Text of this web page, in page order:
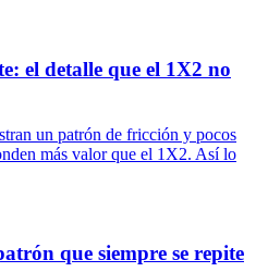
el detalle que el 1X2 no
un patrón de fricción y pocos
más valor que el 1X2. Así lo
que siempre se repite